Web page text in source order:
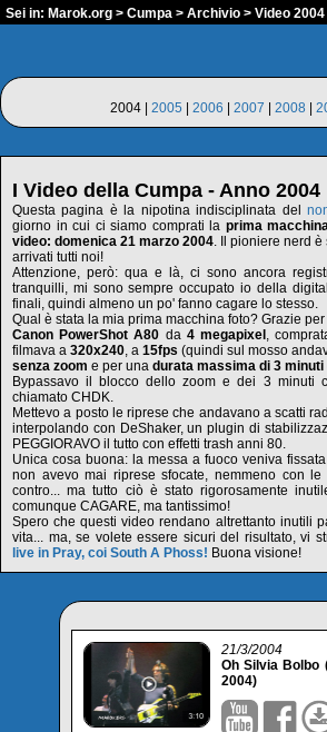
Sei in: Marok.org > Cumpa > Archivio > Video 2004
2004 | 2005 2006 2007 2008
I Video della Cumpa - Anno 2004
Questa pagina è la nipotina indisciplinata del
giorno in cui ci siamo comprati la prima
video: domenica 21 marzo 2004. Il pioniere nerd
arrivati tutti noi!
Attenzione, però: qua e là, ci sono ancora
tranquilli, mi sono sempre occupato io della
finali, quindi almeno un po' fanno cagare lo stesso.
Qual è stata la mia prima macchina foto? Grazie
Canon PowerShot A80 da 4 megapixel ,
filmava a 320x240, a 15fps (quindi sul mosso
senza zoom e per una durata massima di 3
Bypassavo il blocco dello zoom e dei 3 minuti
chiamato CHDK.
Mettevo a posto le riprese che andavano a scatti
interpolando con DeShaker, un plugin di
PEGGIORAVO il tutto con effetti trash anni 80.
Unica cosa buona: la messa a fuoco veniva
non avevo mai riprese sfocate, nemmeno con le
contro... ma tutto ciò è stato rigorosamente
comunque CAGARE, ma tantissimo!
Spero che questi video rendano altrettanto inutili
vita... ma, se volete essere sicuri del risultato, vi
live in Pray, coi South A Phoss! Buona visione!
21/3/2004
Oh Silvia Bolbo
2004)